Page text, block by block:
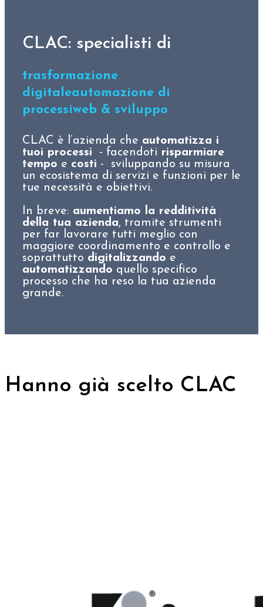
CLAC: specialisti di
trasformazione
digitaleautomazione di
processiweb & sviluppo
CLAC è l’azienda che automatizza i
tuoi processi - facendoti risparmiare
tempo e costi - sviluppando su misura
un ecosistema di servizi e funzioni per le
tue necessità e obiettivi.
In breve: aumentiamo la redditività
della tua azienda, tramite strumenti
per far lavorare tutti meglio con
maggiore coordinamento e controllo e
soprattutto digitalizzando e
automatizzando quello specifico
processo che ha reso la tua azienda
grande.
Hanno già scelto CLAC